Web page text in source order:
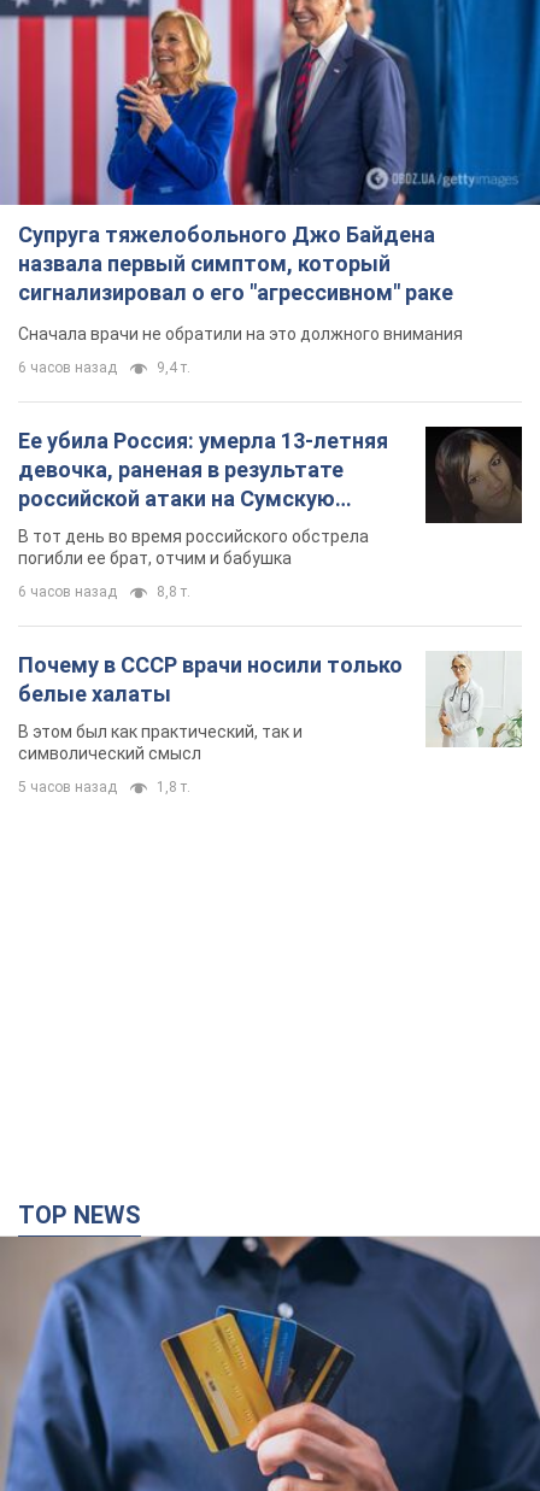
Супруга тяжелобольного Джо Байдена
назвала первый симптом, который
сигнализировал о его "агрессивном" раке
Сначала врачи не обратили на это должного внимания
6 часов назад 9,4 т.
Ее убила Россия: умерла 13-летняя
девочка, раненая в результате
российской атаки на Сумскую
область. Фото
В тот день во время российского обстрела
погибли ее брат, отчим и бабушка
6 часов назад 8,8 т.
Почему в СССР врачи носили только
белые халаты
В этом был как практический, так и
символический смысл
5 часов назад 1,8 т.
TOP NEWS